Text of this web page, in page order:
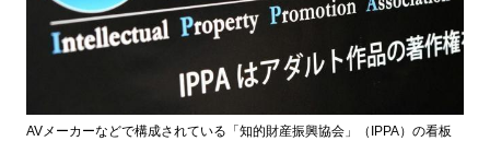
AVメーカーなどで構成されている「知的財産振興協会」（IPPA）の看板